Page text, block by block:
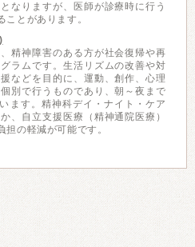
なりますが、医師が診療時に行う
とがあります。
精神障害のある方が社会復帰や再
ラムです。生活リズムの改善や対
などを目的に、運動、創作、心理
別で行うものであり、朝～夜まで
ます。精神科デイ・ナイト・ケア
、自立支援医療（精神通院医療）
の軽減が可能です。